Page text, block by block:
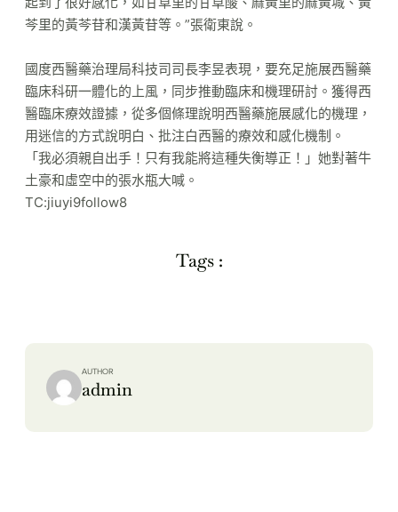
芩里的黃芩苷和漢黃苷等。”張衛東說。
國度西醫藥治理局科技司司長李昱表現，要充足施展西醫藥
臨床科研一體化的上風，同步推動臨床和機理研討。獲得西
醫臨床療效證據，從多個條理說明西醫藥施展感化的機理，
用迷信的方式說明白、批注白西醫的療效和感化機制。
「我必須親自出手！只有我能將這種失衡導正！」她對著牛
土豪和虛空中的張水瓶大喊。
TC:jiuyi9follow8
Tags :
AUTHOR
admin